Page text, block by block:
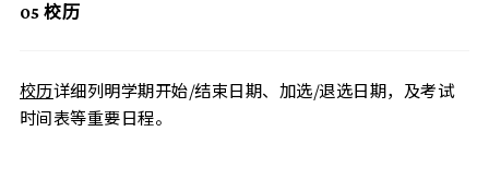
05校历
校历详细列明学期开始/结束日期、加选/退选日期，及考试
时间表等重要日程。